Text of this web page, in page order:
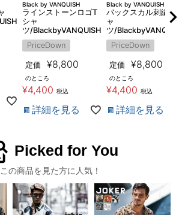
Black by VANQUISH
ラインストーンロゴT
シャ
ツ/BlackbyVANQUISH
PriceDown
定価 ¥8,800
のところ
¥4,400 税込
詳細を見る
Black by VANQUISH
バックスカル刺繍Ｔシ
ャ
ツ/BlackbyVANQUISH
PriceDown
定価 ¥8,800
のところ
¥4,400 税込
詳細を見る
Picked for You
この商品を見た方に人気！